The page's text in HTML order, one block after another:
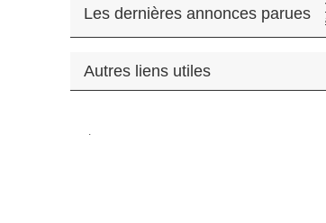
Les dernières annonces parues
Autres liens utiles
.